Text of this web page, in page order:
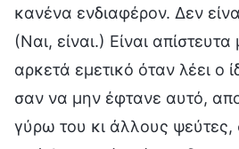
κανένα ενδιαφέρον. Δεν
(Ναι, είναι.) Είναι
αρκετά εμετικό όταν λέει ο
σαν να μην έφτανε αυτό,
γύρω του κι άλλους